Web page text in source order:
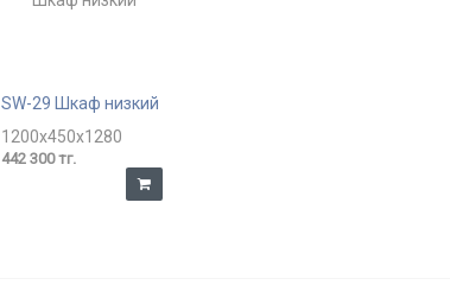
SW-29 Шкаф низкий
1200x450x1280
442 300 тг.